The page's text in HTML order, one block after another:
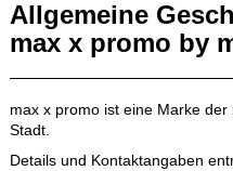
Allgemeine
max x promo
max x promo ist eine Marke
Stadt.